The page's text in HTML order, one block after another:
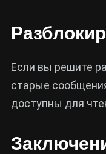
Если вы решите
старые
доступны для